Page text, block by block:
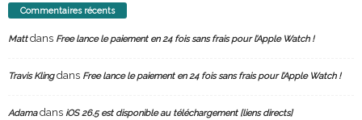
Commentaires récents
Mattdans Free lance le paiement en 24 fois sans frais pour l’Apple Watch !
Travis Klingdans Free lance le paiement en 24 fois sans frais pour l’Apple Watch !
Adamadans iOS 26.5 est disponible au téléchargement [liens directs]